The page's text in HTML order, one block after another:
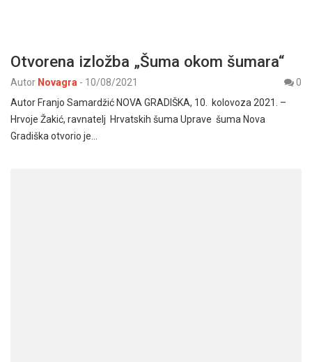
Otvorena izložba „Šuma okom šumara“
Autor Novagra - 10/08/2021
0
Autor Franjo Samardžić NOVA GRADIŠKA, 10. kolovoza 2021. –
Hrvoje Žakić, ravnatelj Hrvatskih šuma Uprave šuma Nova
Gradiška otvorio je…